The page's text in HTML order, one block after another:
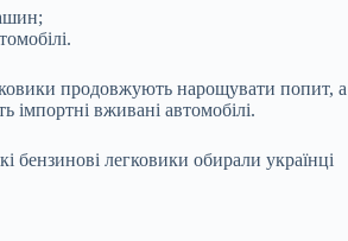
продовжують нарощувати попит, а
вживані автомобілі.